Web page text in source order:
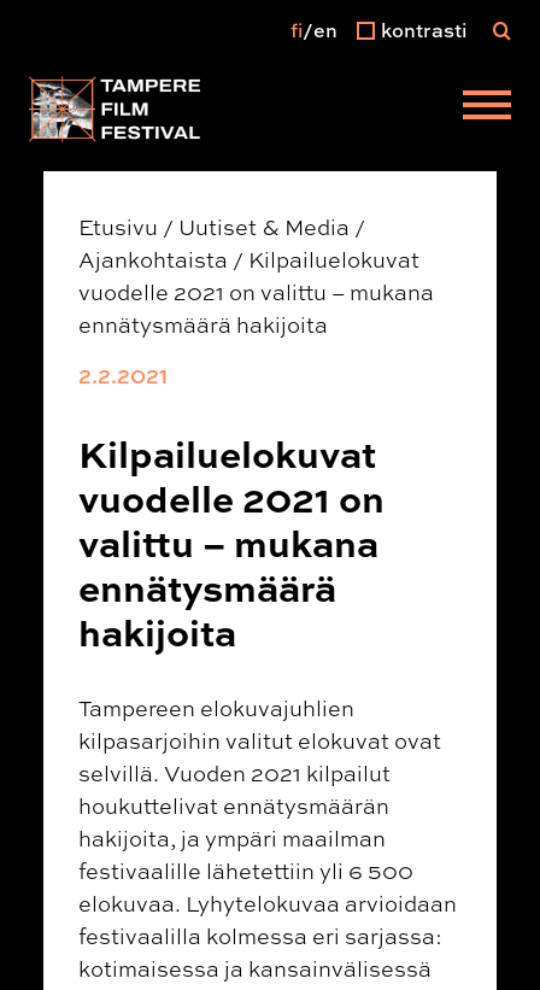
Päävalikko
fi en kontrasti
Etusivu / Uutiset & Media /
Ajankohtaista / Kilpailuelokuvat
vuodelle 2021 on valittu – mukana
ennätysmäärä hakijoita
2.2.2021
Kilpailuelokuvat
vuodelle 2021 on
valittu – mukana
ennätysmäärä
hakijoita
Tampereen elokuvajuhlien
kilpasarjoihin valitut elokuvat ovat
selvillä. Vuoden 2021 kilpailut
houkuttelivat ennätysmäärän
hakijoita, ja ympäri maailman
festivaalille lähetettiin yli 6 500
elokuvaa. Lyhytelokuvaa arvioidaan
festivaalilla kolmessa eri sarjassa:
kotimaisessa ja kansainvälisessä